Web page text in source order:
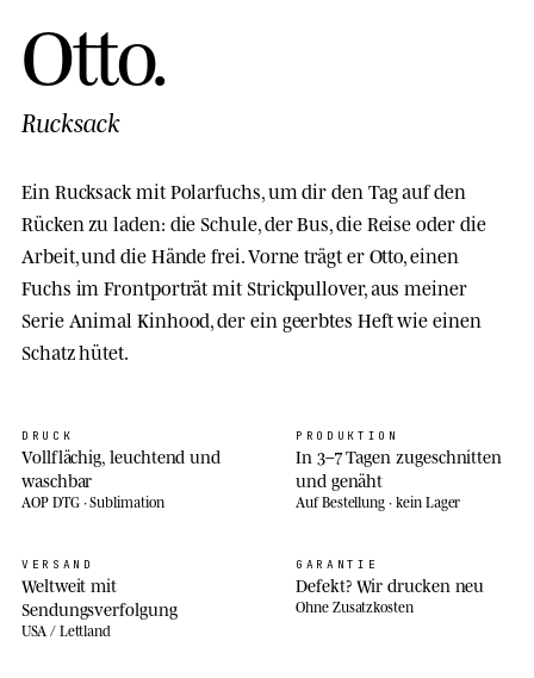
Otto.
Rucksack
Ein Rucksack mit Polarfuchs, um dir den Tag auf den
Rücken zu laden: die Schule, der Bus, die Reise oder die
Arbeit, und die Hände frei. Vorne trägt er Otto, einen
Fuchs im Frontporträt mit Strickpullover, aus meiner
Serie Animal Kinhood, der ein geerbtes Heft wie einen
Schatz hütet.
DRUCK
Vollflächig, leuchtend und
waschbar
AOP DTG · Sublimation
PRODUKTION
In 3–7 Tagen zugeschnitten
und genäht
Auf Bestellung · kein Lager
VERSAND
Weltweit mit
Sendungsverfolgung
USA / Lettland
GARANTIE
Defekt? Wir drucken neu
Ohne Zusatzkosten